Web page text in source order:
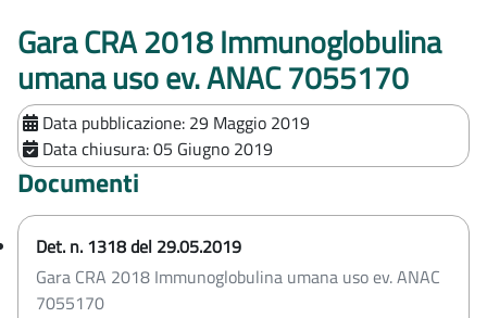
Gara CRA 2018 Immunoglobulina
umana uso ev. ANAC 7055170
Data pubblicazione: 29 Maggio 2019
Data chiusura:05 Giugno 2019
Documenti
Det. n. 1318 del 29.05.2019
Gara CRA 2018 Immunoglobulina umana uso ev. ANAC
7055170